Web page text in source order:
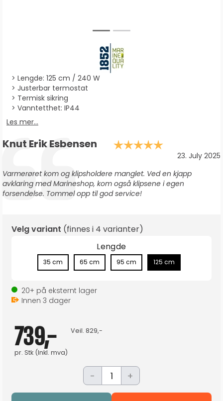
Lengde: 125 cm / 240 W
Justerbar termostat
Termisk sikring
Vanntetthet: IP44
Les mer...
Testimonial
Forfatter:
Knut Erik Esbensen
Dato:
23. July 2025
Tekst:
Varmerøret kom og klipsholdere manglet. Ved en kjapp
avklaring med Marineshop, kom også klipsene i egen
forsendelse. Tommel opp til god service!
Velg variant (finnes i 4 varianter)
Lengde
35 cm 65 cm 95 cm 125 cm
20+ på eksternt lager
Innen 3 dager
739,-
pr. Stk (Inkl. mva)
Veil. 829,-
- +